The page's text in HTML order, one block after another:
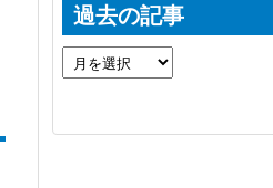
過去の記事